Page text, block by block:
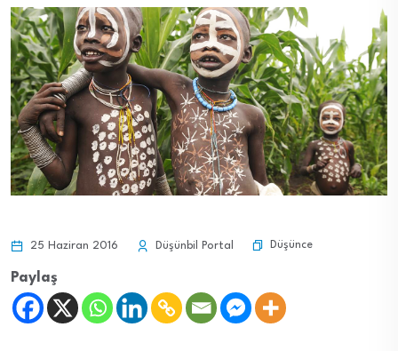
25 Haziran 2016 Düşünbil Portal Düşünce
Paylaş